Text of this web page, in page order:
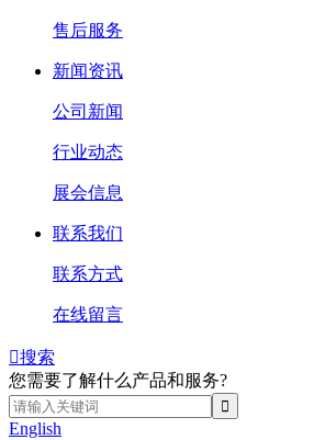
售后服务
新闻资讯
公司新闻
行业动态
展会信息
联系我们
联系方式
在线留言
搜索
您需要了解什么产品和服务?
English